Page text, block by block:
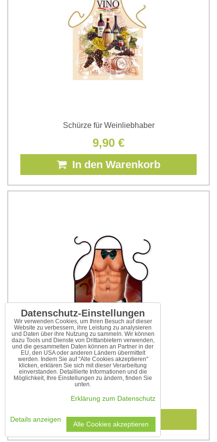
Schürze für Weinliebhaber
9,90 €
In den Warenkorb
Schürze Kellner
9,75 €
In den Warenkorb
Datenschutz-Einstellungen
Wir verwenden Cookies, um Ihren Besuch auf dieser
Website zu verbessern, ihre Leistung zu analysieren
und Daten über ihre Nutzung zu sammeln. Wir können
dazu Tools und Dienste von Drittanbietern verwenden,
und die gesammelten Daten können an Partner in der
EU, den USA oder anderen Ländern übermittelt
werden. Indem Sie auf "Alle Cookies akzeptieren"
klicken, erklären Sie sich mit dieser Verarbeitung
einverstanden. Detaillierte Informationen und die
Möglichkeit, Ihre Einstellungen zu ändern, finden Sie
unten.
Erklärung zum Datenschutz
Details anzeigen
Alle Cookies akzeptieren